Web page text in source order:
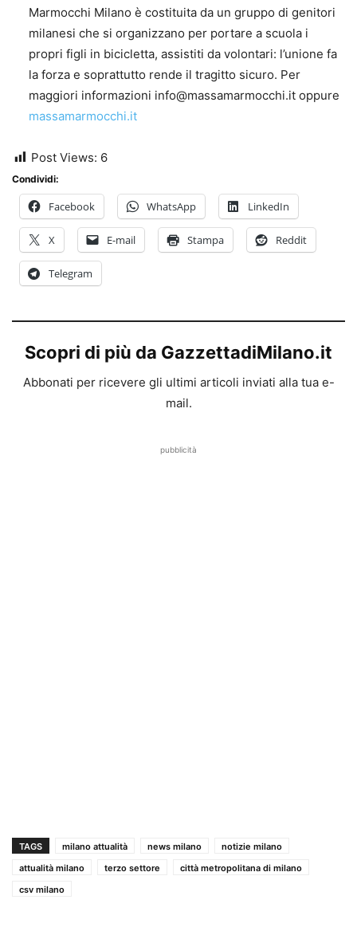
Marmocchi Milano è costituita da un gruppo di genitori
milanesi che si organizzano per portare a scuola i
propri figli in bicicletta, assistiti da volontari: l’unione fa
la forza e soprattutto rende il tragitto sicuro. Per
maggiori informazioni info@massamarmocchi.it oppure
massamarmocchi.it
Post Views: 6
Condividi:
Facebook WhatsApp LinkedIn
X E-mail Stampa Reddit
Telegram
Scopri di più da GazzettadiMilano.it
Abbonati per ricevere gli ultimi articoli inviati alla tua e-
mail.
pubblicità
TAGS milano attualità news milano
notizie milano
attualità milano
terzo settore
città metropolitana di milano
csv milano